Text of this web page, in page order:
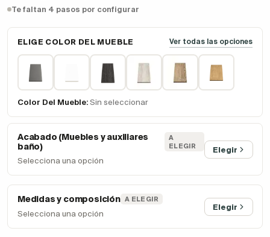
Te faltan 4 pasos por configurar
ELIGE COLOR DEL MUEBLE Ver todas las opciones
Color Del Mueble: Sin seleccionar
Acabado (Muebles y auxiliares
baño)
A
ELEGIR
Selecciona una opción
Elegir
Medidas y composición A ELEGIR
Selecciona una opción
Elegir